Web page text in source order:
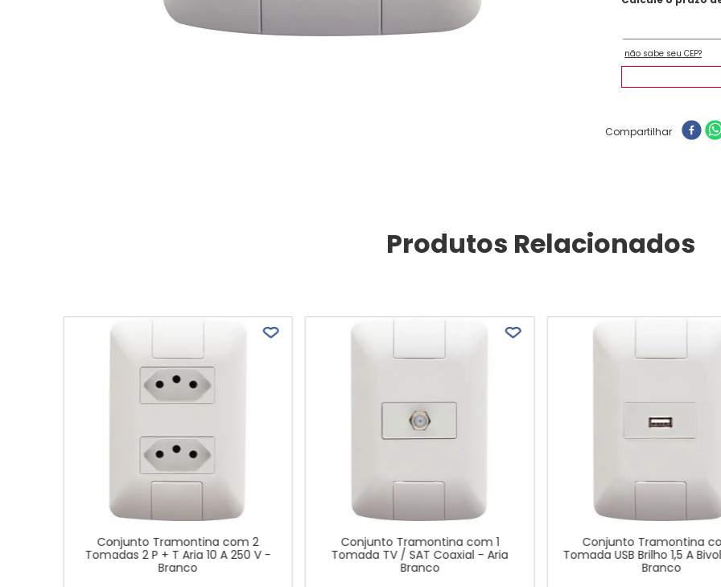
Compartilhar
Produtos Relacionados
Conjunto Tramontina com 2
Tomadas 2 P + T Aria 10 A 250 V -
Branco
Conjunto Tramontina com 1
Tomada TV / SAT Coaxial - Aria
Branco
Conjunto Tramontina
Tomada USB Brilho 1,5 A
Branco